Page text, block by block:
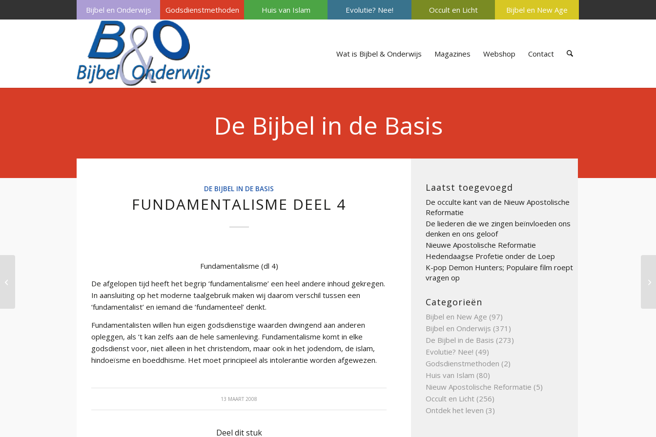
Bijbel en Onderwijs Godsdienstmethoden Huis van Islam Evolutie? Nee! Occult en Licht Bijbel en New Age
Wat is Bijbel & Onderwijs Magazines Webshop Contact
De Bijbel in de Basis
DE BIJBEL IN DE BASIS
FUNDAMENTALISME DEEL 4
Fundamentalisme (dl 4)
De afgelopen tijd heeft het begrip ‘fundamentalisme’ een heel andere inhoud gekregen.
In aansluiting op het moderne taalgebruik maken wij daarom verschil tussen een
‘fundamentalist’ en iemand die ‘fundamenteel’ denkt.
Fundamentalisten willen hun eigen godsdienstige waarden dwingend aan anderen
opleggen, als ‘t kan zelfs aan de hele samenleving. Fundamentalisme komt in elke
godsdienst voor, niet alleen in het christendom, maar ook in het jodendom, de islam,
hindoeïsme en boeddhisme. Het moet principieel als intolerantie worden afgewezen.
13 MAART 2008
Deel dit stuk
Laatst toegevoegd
De occulte kant van de Nieuw Apostolische
Reformatie
De liederen die we zingen beïnvloeden ons
denken en ons geloof
Nieuwe Apostolische Reformatie
Hedendaagse Profetie onder de Loep
K-pop Demon Hunters; Populaire film roept
vragen op
Categorieën
Bijbel en New Age (97)
Bijbel en Onderwijs (371)
De Bijbel in de Basis (273)
Evolutie? Nee! (49)
Godsdienstmethoden (2)
Huis van Islam (80)
Nieuw Apostolische Reformatie (5)
Occult en Licht (256)
Ontdek het leven (3)